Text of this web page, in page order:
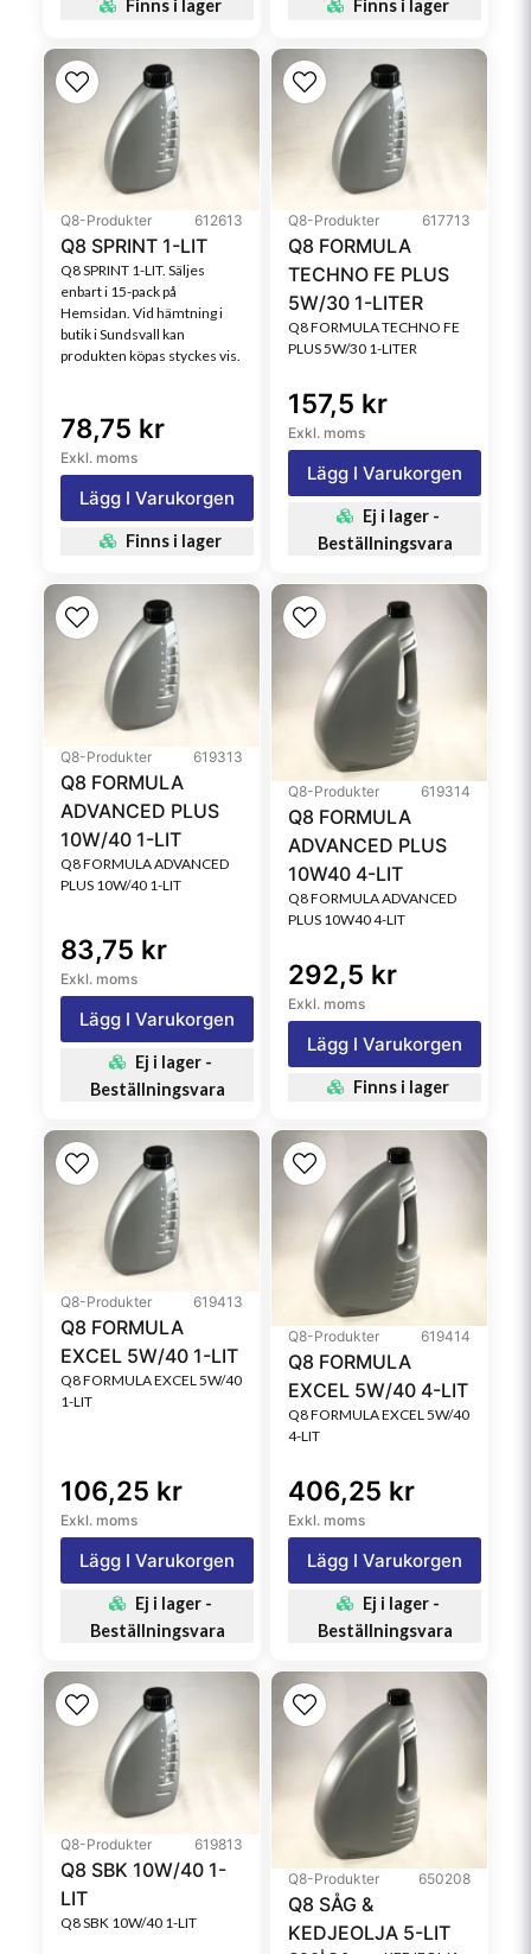
Finns i lager Finns i lager
Q8-Produkter 612613
Q8 SPRINT 1-LIT
Q8 SPRINT 1-LIT. Säljes
enbart i 15-pack på
Hemsidan. Vid hämtning i
butik i Sundsvall kan
produkten köpas styckes vis.
78,75 kr
Exkl. moms
Lägg I Varukorgen
Finns i lager
Q8-Produkter 617713
Q8 FORMULA
TECHNO FE PLUS
5W/30 1-LITER
Q8 FORMULA TECHNO FE
PLUS 5W/30 1-LITER
157,5 kr
Exkl. moms
Lägg I Varukorgen
Ej i lager -
Beställningsvara
Q8-Produkter 619313
Q8 FORMULA
ADVANCED PLUS
10W/40 1-LIT
Q8 FORMULA ADVANCED
PLUS 10W/40 1-LIT
83,75 kr
Exkl. moms
Lägg I Varukorgen
Ej i lager -
Beställningsvara
Q8-Produkter 619314
Q8 FORMULA
ADVANCED PLUS
10W40 4-LIT
Q8 FORMULA ADVANCED
PLUS 10W40 4-LIT
292,5 kr
Exkl. moms
Lägg I Varukorgen
Finns i lager
Q8-Produkter 619413
Q8 FORMULA
EXCEL 5W/40 1-LIT
Q8 FORMULA EXCEL 5W/40
1-LIT
106,25 kr
Exkl. moms
Lägg I Varukorgen
Ej i lager -
Beställningsvara
Q8-Produkter 619414
Q8 FORMULA
EXCEL 5W/40 4-LIT
Q8 FORMULA EXCEL 5W/40
4-LIT
406,25 kr
Exkl. moms
Lägg I Varukorgen
Ej i lager -
Beställningsvara
Q8-Produkter 619813
Q8 SBK 10W/40 1-
LIT
Q8 SBK 10W/40 1-LIT
Q8-Produkter 650208
Q8 SÅG &
KEDJEOLJA 5-LIT